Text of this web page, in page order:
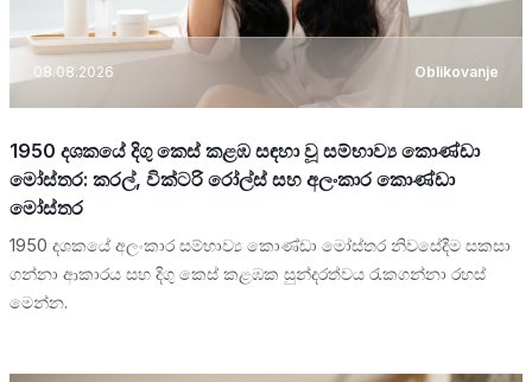
08.08.2026 Oblikovanje
1950 දශකයේ දිගු කෙස් කළඹ සඳහා වූ සම්භාව්‍ය කොණ්ඩා
මෝස්තර: කරල්, වික්ටරි රෝල්ස් සහ අලංකාර කොණ්ඩා
මෝස්තර
1950 දශකයේ අලංකාර සම්භාව්‍ය කොණ්ඩා මෝස්තර නිවසේදීම සකසා
ගන්නා ආකාරය සහ දිගු කෙස් කළඹක සුන්දරත්වය රැකගන්නා රහස්
මෙන්න.